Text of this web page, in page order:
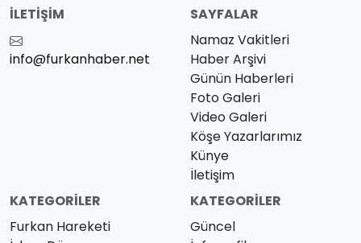
İLETIŞIM
info@furkanhaber.net
SAYFALAR
Namaz Vakitleri
Haber Arşivi
Günün Haberleri
Foto Galeri
Video Galeri
Köşe Yazarlarımız
Künye
İletişim
KATEGORILER
Furkan Hareketi
KATEGORILER
Güncel